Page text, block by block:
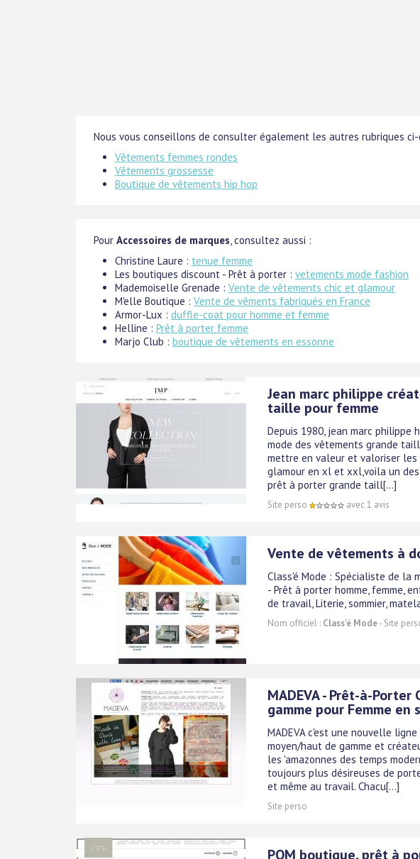
Nous vous conseillons de consulter également les autres rubriques ci-
Vêtements femmes rondes
Vêtements grossesse
Boutique de vêtements hip hop
Pour Accessoires de marques, consultez aussi :
Christine Laure : tenue femme
Les boutiques discount - Prêt à porter : vetements mode fashion
Mademoiselle Grenade : Vente de vêtements chic et glamour
M'elle Boutique : Vente de vêments fabriqués en France
Armor-Lux : duffle-coat pour homme et femme
Helline : Prêt à porter femme
Marjo Club : boutique de vêtements en essonne
Jean marc philippe
taille pour femme
Depuis 1980, jean marc philippe
mode des vêtements grande
mettre en valeur et valoriser les
glamour en xl et xxl,voila un
prêt à porter grande taill[...]
Site perso avec 1 avis
Vente de vêtements à
Class'é Mode : Spécialiste de la
- Prêt à porter homme, femme,
de travail, Literie, sommier,
Nom officiel : Class'é Mode- Site
MADEVA - Prêt-à-
gamme pour Femme en
MADEVA c'est une nouvelle
moyen/haut de gamme et
les 'amazonnes des temps
toujours plus désireuses de
et même au travail. Chacu[...]
Site perso
POM boutique, prêt à